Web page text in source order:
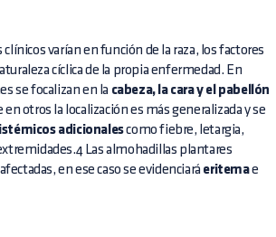
varían en función de la raza, los factores
cíclica de la propia enfermedad. En
se focalizan en la cabeza, la cara y el pabellón
otros la localización es más generalizada y se
adicionalescomo fiebre, letargia,
Las almohadillas plantares
en ese caso se evidenciará eritemae